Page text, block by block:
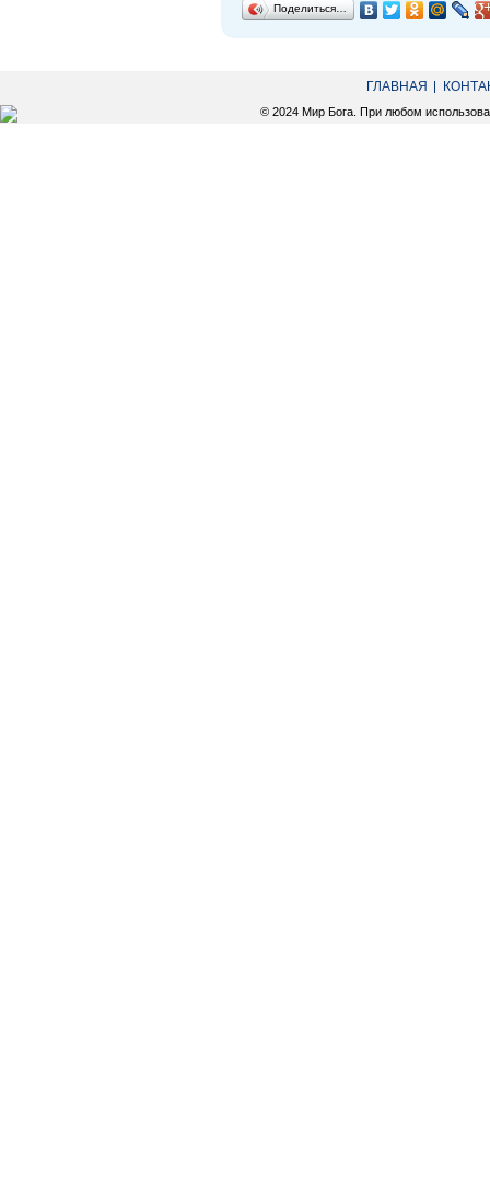
Поделиться…
ГЛАВНАЯ
© 2024 Мир Бога. При любом